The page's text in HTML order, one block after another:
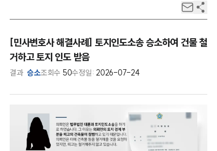
[민사변호사 해결사례] 토지인도소송 승소하여 건물 철
거하고 토지 인도 받음
결과 승소조회수 50수정일: 2026-07-24